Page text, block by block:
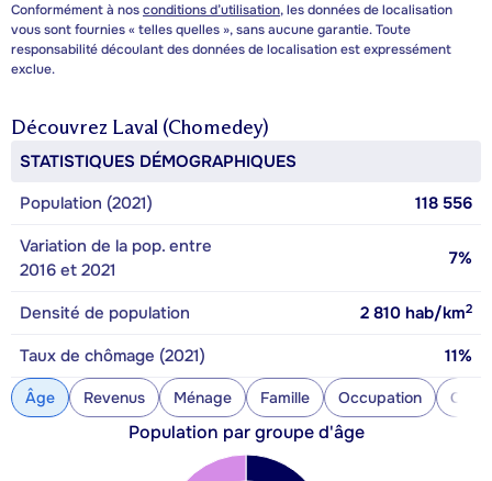
Conformément à nosconditions d’utilisation, les données de localisation
vous sont fournies « telles quelles », sans aucune garantie. Toute
responsabilité découlant des données de localisation est expressément
exclue.
Découvrez Laval (Chomedey)
STATISTIQUES DÉMOGRAPHIQUES
Population (2021)
118 556
Variation de la pop. entre
2016 et 2021
7%
Densité de population 2 810 hab/km2
Taux de chômage (2021) 11%
Âge Revenus Ménage Famille Occupation
Population par groupe d'âge